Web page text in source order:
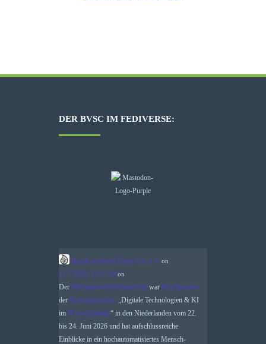
DER BVSC IM FEDIVERSE:
Bundesverband Smart City e.V. on
11.7.2026, 11:55:30 on
Der #BundesverbandSmartCity war #Fachpartner
der #Leistungsschau „Digitale Technologien & KI
im #Gewächshaus“ in den Niederlanden vom 22.
bis 24. Juni 2026 und hat aufschlussreiche
Einblicke in ein hochautomatisiertes Mensch-